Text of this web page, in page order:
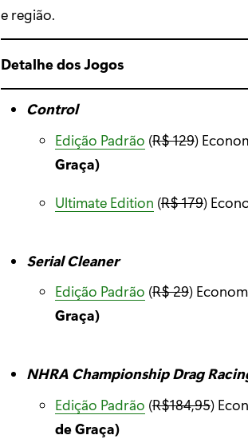
e região.
Detalhe dos Jogos
Control
Edição Padrão (R$ 129)
Graça)
Ultimate Edition (R$ 179)
Serial Cleaner
Edição Padrão (R$ 29)
Graça)
NHRA Championship Drag
Edição Padrão (R$184,95)
de Graça)